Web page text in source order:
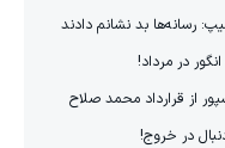
رسانه‌ها بد نشانم دادند
در مرداد!
از قرارداد محمد صلاح
در خروج!